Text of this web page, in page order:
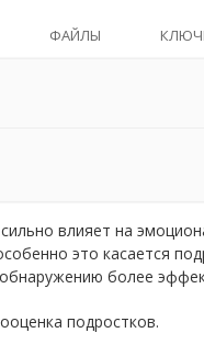
ФАЙЛЫ
влияет на
это касается
более
подростков.